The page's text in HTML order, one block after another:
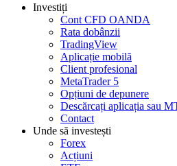
Investiți
Cont CFD OANDA
Rata dobânzii
TradingView
Aplicație mobilă
Client profesional
MetaTrader 5
Opțiuni de depunere
Descărcați aplicația sau
Contact
Unde să investești
Forex
Acțiuni